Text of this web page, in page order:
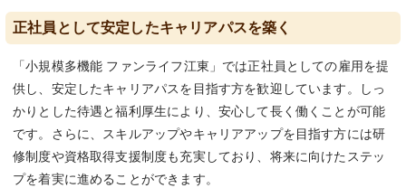
正社員として安定したキャリアパスを築く
「小規模多機能 ファンライフ江東」では正社員としての雇用を提
供し、安定したキャリアパスを目指す方を歓迎しています。しっ
かりとした待遇と福利厚生により、安心して長く働くことが可能
です。さらに、スキルアップやキャリアアップを目指す方には研
修制度や資格取得支援制度も充実しており、将来に向けたステッ
プを着実に進めることができます。